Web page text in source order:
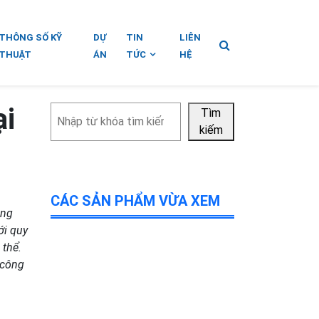
THÔNG SỐ KỸ
THUẬT
DỰ
ÁN
TIN
TỨC
LIÊN
HỆ
quy
kiếm
Tìm
kiếm
CÁC SẢN PHẨM VỪA XEM